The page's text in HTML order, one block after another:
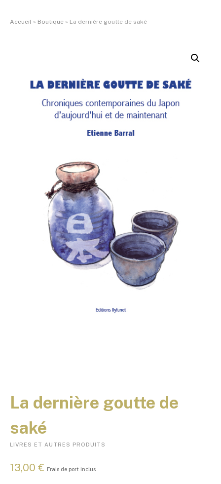
Accueil » Boutique » La dernière goutte de saké
La dernière goutte de
saké
LIVRES ET AUTRES PRODUITS
13,00 € Frais de port inclus